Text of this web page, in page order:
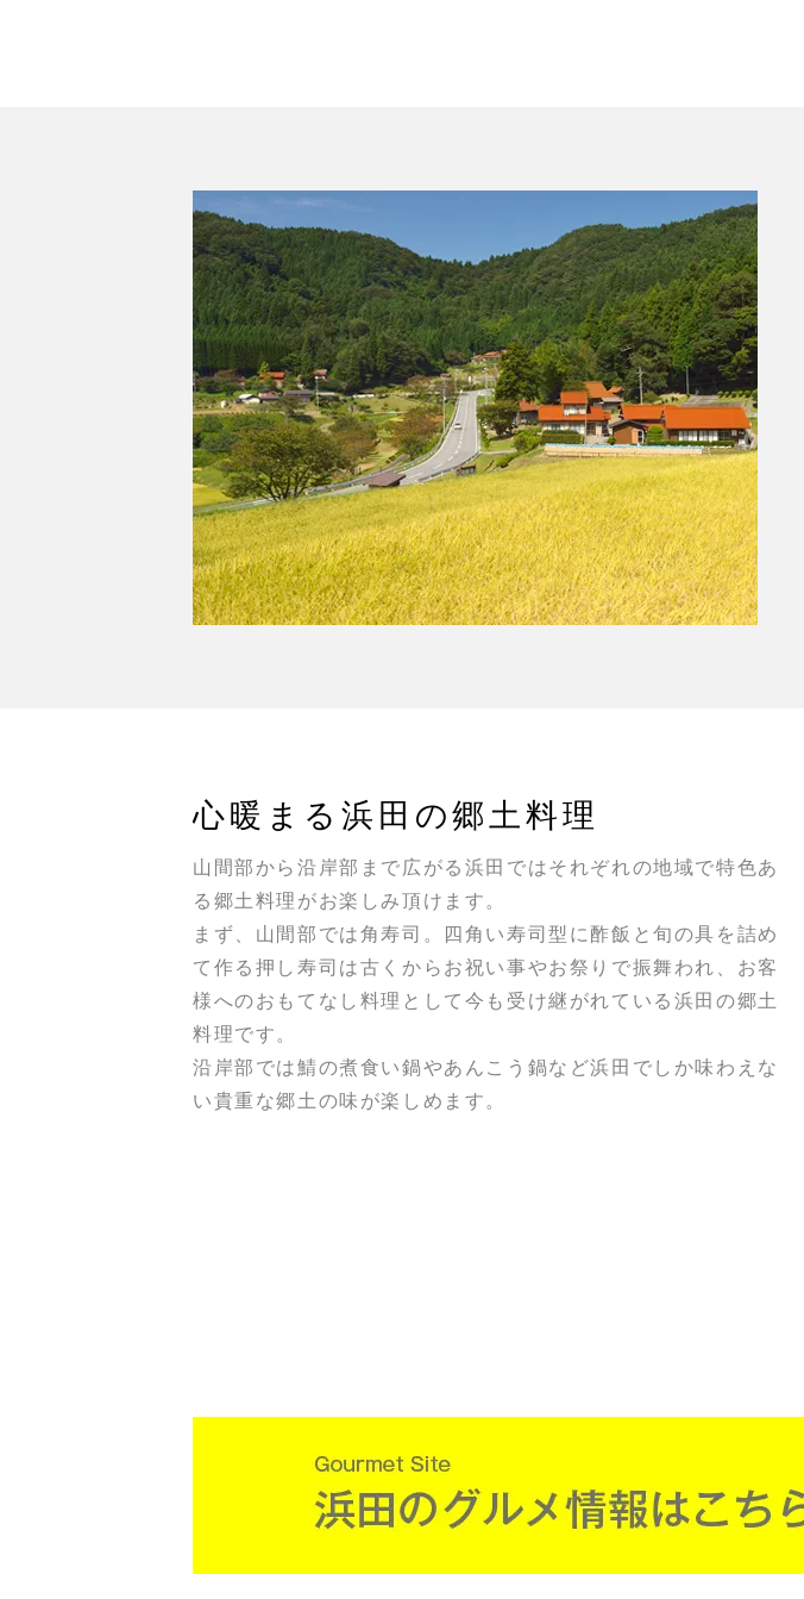
心暖まる浜田の郷土料理
山間部から沿岸部まで広がる浜田ではそれぞれの地域で特色あ
る郷土料理がお楽しみ頂けます。
まず、山間部では角寿司。四角い寿司型に酢飯と旬の具を詰め
て作る押し寿司は古くからお祝い事やお祭りで振舞われ、お客
様へのおもてなし料理として今も受け継がれている浜田の郷土
料理です。
沿岸部では鯖の煮食い鍋やあんこう鍋など浜田でしか味わえな
い貴重な郷土の味が楽しめます。